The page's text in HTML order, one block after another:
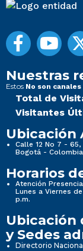
Nuestras
Estos No son
Total de
Visitantes
Ubicación
Calle 12 No 7 -
Bogotá - Colombia
Horarios
Atención
Lunes a Viernes
p.m.
Ubicación
y Sedes
Directorio Nacional